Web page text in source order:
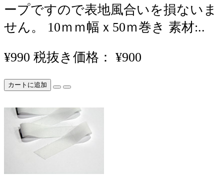
ープですので表地風合いを損ないま
せん。 10ｍｍ幅ｘ50ｍ巻き 素材:..
¥990 税抜き価格： ¥900
カートに追加